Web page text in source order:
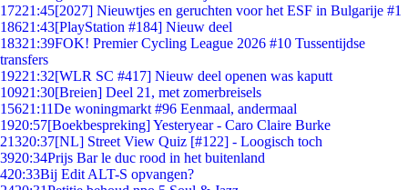
17221:45[2027] Nieuwtjes en geruchten voor het ESF in Bulgarije #1
18621:43[PlayStation #184] Nieuw deel
18321:39FOK! Premier Cycling League 2026 #10 Tussentijdse
transfers
19221:32[WLR SC #417] Nieuw deel openen was kaputt
10921:30[Breien] Deel 21, met zomerbreisels
15621:11De woningmarkt #96 Eenmaal, andermaal
1920:57[Boekbespreking] Yesteryear - Caro Claire Burke
21320:37[NL] Street View Quiz [#122] - Loogisch toch
3920:34Prijs Bar le duc rood in het buitenland
420:33Bij Edit ALT-S opvangen?